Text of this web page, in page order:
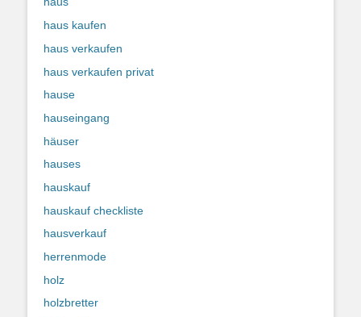
haus kaufen
haus verkaufen
haus verkaufen privat
hause
hauseingang
häuser
hauses
hauskauf
hauskauf checkliste
hausverkauf
herrenmode
holz
holzbretter